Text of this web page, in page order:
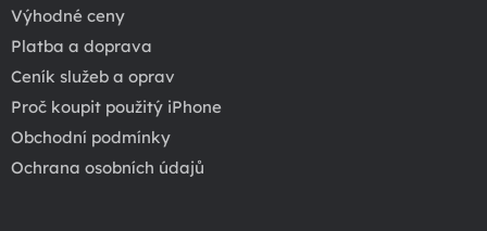
Výhodné ceny
Platba a doprava
Ceník služeb a oprav
Proč koupit použitý iPhone
Obchodní podmínky
Ochrana osobních údajů